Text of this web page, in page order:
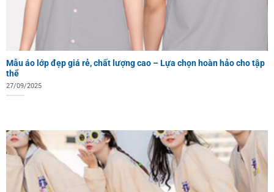
Mẫu áo lớp đẹp giá rẻ, chất lượng cao – Lựa chọn hoàn hảo cho tập
thể
27/09/2025